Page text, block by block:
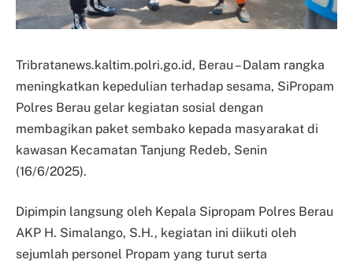
Tribratanews.kaltim.polri.go.id, Berau – Dalam rangka
meningkatkan kepedulian terhadap sesama, SiPropam
Polres Berau gelar kegiatan sosial dengan
membagikan paket sembako kepada masyarakat di
kawasan Kecamatan Tanjung Redeb, Senin
(16/6/2025).
Dipimpin langsung oleh Kepala Sipropam Polres Berau
AKP H. Simalango, S.H., kegiatan ini diikuti oleh
sejumlah personel Propam yang turut serta